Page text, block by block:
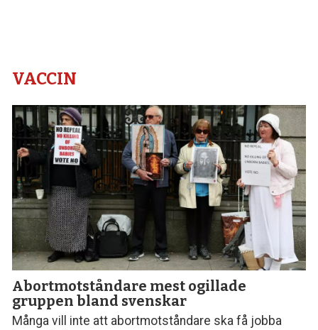
VACCIN
Abortmotståndare mest ogillade
gruppen bland svenskar
Många vill inte att abortmotståndare ska få jobba